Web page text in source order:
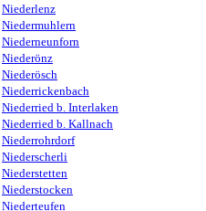
Niederlenz
Niedermuhlern
Niederneunforn
Niederönz
Niederösch
Niederrickenbach
Niederried b. Interlaken
Niederried b. Kallnach
Niederrohrdorf
Niederscherli
Niederstetten
Niederstocken
Niederteufen